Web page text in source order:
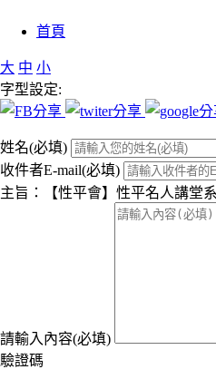
首頁
大 中 小
字型設定:
姓名(必填)
收件者E-mail(必填)
主旨：【性平會】性平名人講堂
請輸入內容(必填)
驗證碼